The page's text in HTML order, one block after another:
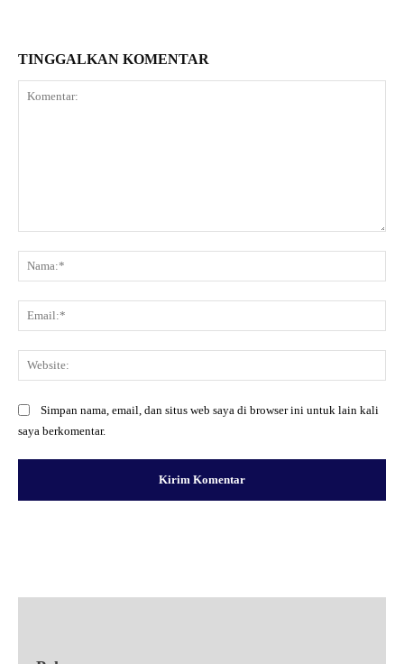
TINGGALKAN KOMENTAR
Simpan nama, email, dan situs web saya di browser ini untuk lain kali
saya berkomentar.